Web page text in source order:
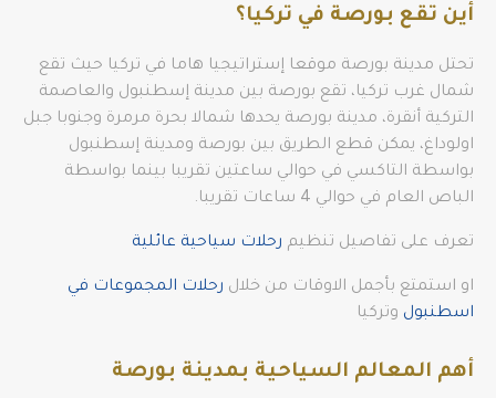
أين تقع بورصة في تركيا؟
تحتل مدينة بورصة موقعا إستراتيجيا هاما في تركيا حيث تقع
شمال غرب تركيا، تقع بورصة بين مدينة إسطنبول والعاصمة
التركية أنقرة، مدينة بورصة يحدها شمالا بحرة مرمرة وجنوبا جبل
اولوداغ، يمكن قطع الطريق بين بورصة ومدينة إسطنبول
بواسطة التاكسي في حوالي ساعتين تقريبا بينما بواسطة
الباص العام في حوالي 4 ساعات تقريبا.
تعرف على تفاصيل تنظيم رحلات سياحية عائلية
او استمتع بأجمل الاوقات من خلال رحلات المجموعات في
اسطنبول وتركيا
أهم المعالم السياحية بمدينة بورصة